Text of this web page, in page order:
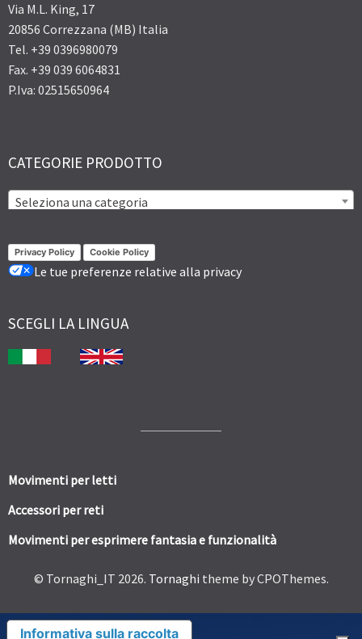
Via M.L. King, 17
20856 Correzzana (MB) Italia
Tel. +39 0396980079
Fax. +39 039 6064831
P.Iva: 02515650964
CATEGORIE PRODOTTO
Seleziona una categoria
Privacy Policy Cookie Policy
Le tue preferenze relative alla privacy
SCEGLI LA LINGUA
Movimenti per letti
Accessori per reti
Movimenti per esprimere fantasia e funzionalità
© Tornaghi_IT 2026. Tornaghi theme by CPOThemes.
Informativa sulla raccolta